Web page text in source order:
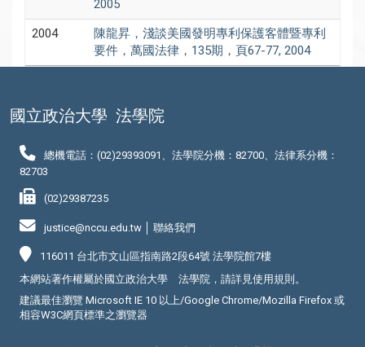
2005
2004
陳龍昇，淺談美國發明專利保護客體暨專利
要件，萬國法律，135期，頁67-77, 2004
國立政治大學 法學院
總機電話：(02)29393091、法學院分機：82700、法律系分機：
82703
(02)29387235
justice@nccu.edu.tw │聯絡我們
116011 台北市文山區指南路2段64號 法學院館7樓
本網站著作權屬於國立政治大學 法學院，請詳見使用規則 。
建議最佳瀏覽 Microsoft IE 10 以上/Google Chrome/Mozilla Firefox 或
相容W3C網頁標準之瀏覽器